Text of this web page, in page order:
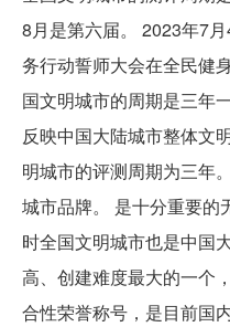
8月是第六届。 2023年7
务行动誓师大会在全民健
国文明城市的周期是三年
反映中国大陆城市整体文
明城市的评测周期为三年
城市品牌。 是十分重要的
时全国文明城市也是中国
高、创建难度最大的一个
合性荣誉称号，是目前国